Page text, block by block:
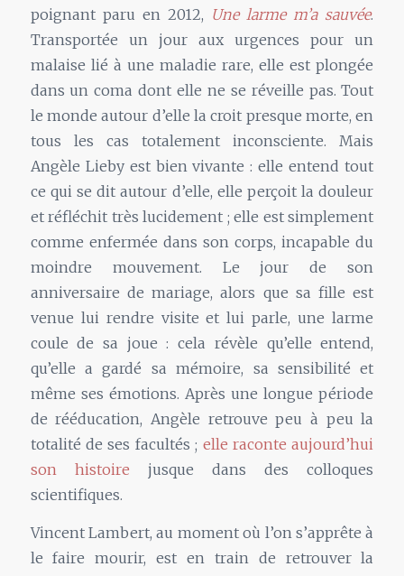
poignant paru en 2012, Une larme m’a sauvée.
Transportée un jour aux urgences pour un
malaise lié à une maladie rare, elle est plongée
dans un coma dont elle ne se réveille pas. Tout
le monde autour d’elle la croit presque morte, en
tous les cas totalement inconsciente. Mais
Angèle Lieby est bien vivante : elle entend tout
ce qui se dit autour d’elle, elle perçoit la douleur
et réfléchit très lucidement ; elle est simplement
comme enfermée dans son corps, incapable du
moindre mouvement. Le jour de son
anniversaire de mariage, alors que sa fille est
venue lui rendre visite et lui parle, une larme
coule de sa joue : cela révèle qu’elle entend,
qu’elle a gardé sa mémoire, sa sensibilité et
même ses émotions. Après une longue période
de rééducation, Angèle retrouve peu à peu la
totalité de ses facultés ; elle raconte aujourd’hui
son histoire jusque dans des colloques
scientifiques.
Vincent Lambert, au moment où l’on s’apprête à
le faire mourir, est en train de retrouver la